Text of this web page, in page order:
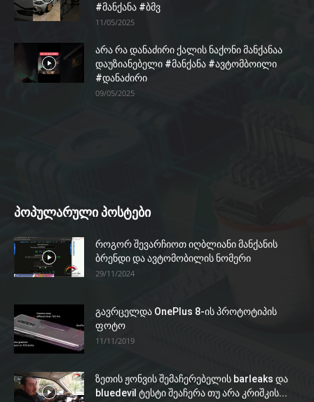
#მანქანა #ბმვ
11/05/2025
არა რა დანაძირი ქალის ნაქონი მანქანაა
დაუზიანებელი #მანქანა #ავტომბოილი
#დანაძირი
09/05/2025
პოპულარული პოსტები
როგორ შევარჩიოთ იღბლიანი მანქანის
ბრენდი და ავტომობილის ნომერი
29/11/2024
გავრცელდა OnePlus 8-ის პროტოტიპის
ფოტო
11/11/2019
ზეთის ჟონვის შემაჩერებელის barleaks და
bluedevil ტესტი შეაჩერა თუ არა კრიშკის...